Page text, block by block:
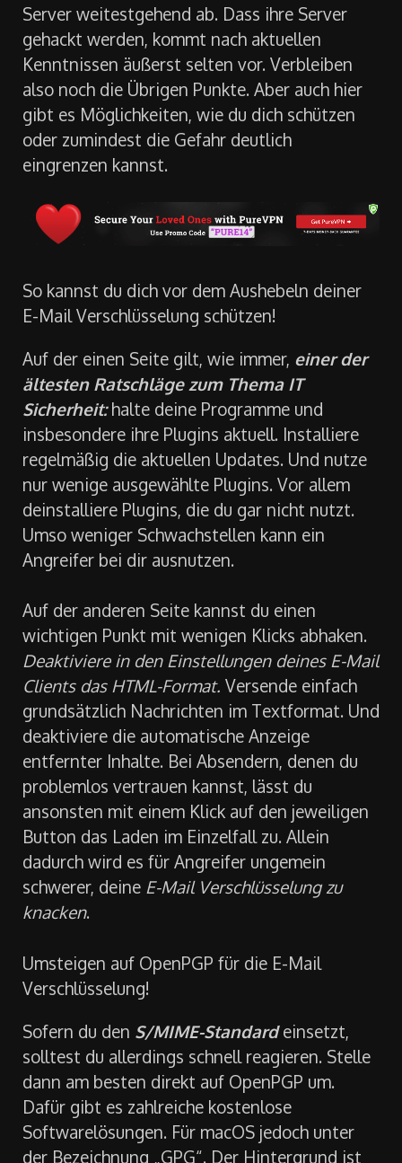
Server weitestgehend ab. Dass ihre Server
gehackt werden, kommt nach aktuellen
Kenntnissen äußerst selten vor. Verbleiben
also noch die Übrigen Punkte. Aber auch hier
gibt es Möglichkeiten, wie du dich schützen
oder zumindest die Gefahr deutlich
eingrenzen kannst.
So kannst du dich vor dem Aushebeln deiner
E-Mail Verschlüsselung schützen!
Auf der einen Seite gilt, wie immer, einer der
ältesten Ratschläge zum Thema IT
Sicherheit:halte deine Programme und
insbesondere ihre Plugins aktuell. Installiere
regelmäßig die aktuellen Updates. Und nutze
nur wenige ausgewählte Plugins. Vor allem
deinstalliere Plugins, die du gar nicht nutzt.
Umso weniger Schwachstellen kann ein
Angreifer bei dir ausnutzen.
Auf der anderen Seite kannst du einen
wichtigen Punkt mit wenigen Klicks abhaken.
Deaktiviere in den Einstellungen deines E-Mail
Clients das HTML-Format. Versende einfach
grundsätzlich Nachrichten im Textformat. Und
deaktiviere die automatische Anzeige
entfernter Inhalte. Bei Absendern, denen du
problemlos vertrauen kannst, lässt du
ansonsten mit einem Klick auf den jeweiligen
Button das Laden im Einzelfall zu. Allein
dadurch wird es für Angreifer ungemein
schwerer, deine E-Mail Verschlüsselung zu
knacken.
Umsteigen auf OpenPGP für die E-Mail
Verschlüsselung!
Sofern du den S/MIME-Standardeinsetzt,
solltest du allerdings schnell reagieren. Stelle
dann am besten direkt auf OpenPGP um.
Dafür gibt es zahlreiche kostenlose
Softwarelösungen. Für macOS jedoch unter
der Bezeichnung „GPG“. Der Hintergrund ist